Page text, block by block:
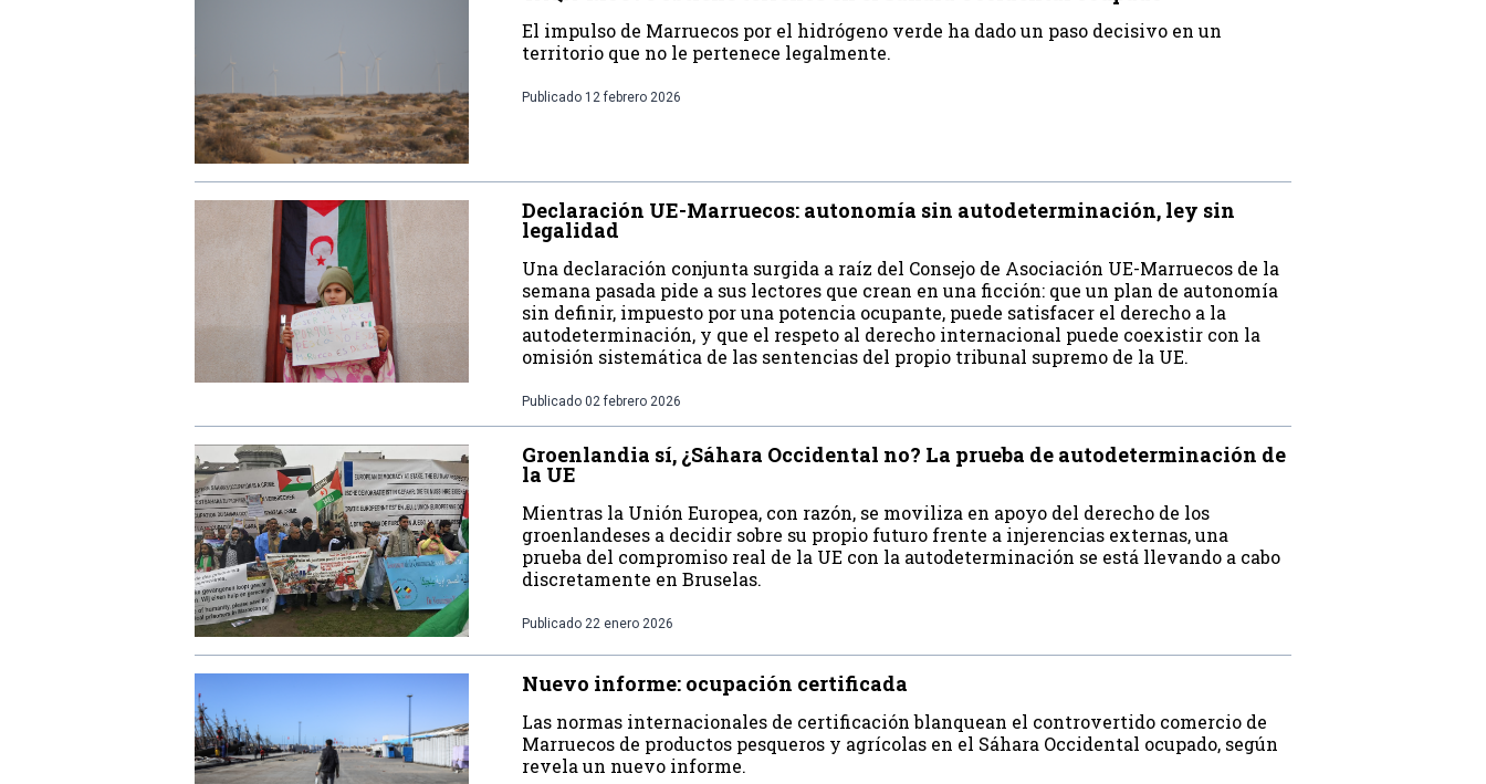
El impulso de Marruecos por el hidrógeno verde ha dado un paso decisivo en un
territorio que no le pertenece legalmente.
Publicado 12 febrero 2026
Declaración UE-Marruecos: autonomía sin autodeterminación, ley sin
legalidad
Una declaración conjunta surgida a raíz del Consejo de Asociación UE-Marruecos de la
semana pasada pide a sus lectores que crean en una ficción: que un plan de autonomía
sin definir, impuesto por una potencia ocupante, puede satisfacer el derecho a la
autodeterminación, y que el respeto al derecho internacional puede coexistir con la
omisión sistemática de las sentencias del propio tribunal supremo de la UE.
Publicado 02 febrero 2026
Groenlandia sí, ¿Sáhara Occidental no? La prueba de autodeterminación de
la UE
Mientras la Unión Europea, con razón, se moviliza en apoyo del derecho de los
groenlandeses a decidir sobre su propio futuro frente a injerencias externas, una
prueba del compromiso real de la UE con la autodeterminación se está llevando a cabo
discretamente en Bruselas.
Publicado 22 enero 2026
Nuevo informe: ocupación certificada
Las normas internacionales de certificación blanquean el controvertido comercio de
Marruecos de productos pesqueros y agrícolas en el Sáhara Occidental ocupado, según
revela un nuevo informe.